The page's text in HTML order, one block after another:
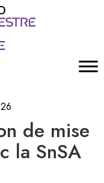
de mise
la SnSA